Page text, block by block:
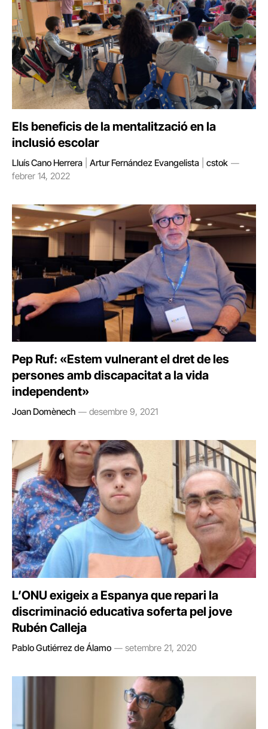
Els beneficis de la mentalització en la
inclusió escolar
Lluís Cano Herrera Artur Fernández Evangelista
cstok
febrer 14, 2022
Pep Ruf: «Estem vulnerant el dret de les
persones amb discapacitat a la vida
independent»
Joan Domènech desembre 9, 2021
L’ONU exigeix a Espanya que repari la
discriminació educativa soferta pel jove
Rubén Calleja
Pablo Gutiérrez de Álamo setembre 21, 2020